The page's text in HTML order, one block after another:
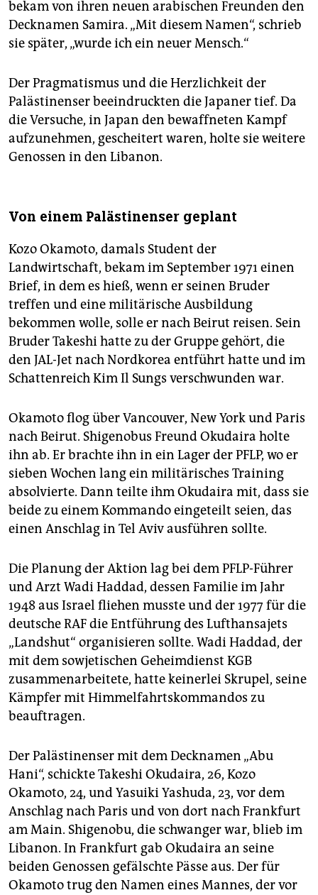
bekam von ihren neuen arabischen Freunden den
Decknamen Samira. „Mit diesem Namen“, schrieb
sie später, „wurde ich ein neuer Mensch.“
Der Pragmatismus und die Herzlichkeit der
Palästinenser beeindruckten die Japaner tief. Da
die Versuche, in Japan den bewaffneten Kampf
aufzunehmen, gescheitert waren, holte sie weitere
Genossen in den Libanon.
Von einem Palästinenser geplant
Kozo Okamoto, damals Student der
Landwirtschaft, bekam im September 1971 einen
Brief, in dem es hieß, wenn er seinen Bruder
treffen und eine militärische Ausbildung
bekommen wolle, solle er nach Beirut reisen. Sein
Bruder Takeshi hatte zu der Gruppe gehört, die
den JAL-Jet nach Nordkorea entführt hatte und im
Schattenreich Kim Il Sungs verschwunden war.
Okamoto flog über Vancouver, New York und Paris
nach Beirut. Shigenobus Freund Okudaira holte
ihn ab. Er brachte ihn in ein Lager der PFLP, wo er
sieben Wochen lang ein militärisches Training
absolvierte. Dann teilte ihm Okudaira mit, dass sie
beide zu einem Kommando eingeteilt seien, das
einen Anschlag in Tel Aviv ausführen sollte.
Die Planung der Aktion lag bei dem PFLP-Führer
und Arzt Wadi Haddad, dessen Familie im Jahr
1948 aus Israel fliehen musste und der 1977 für die
deutsche RAF die Entführung des Lufthansajets
„Landshut“ organisieren sollte. Wadi Haddad, der
mit dem sowjetischen Geheimdienst KGB
zusammenarbeitete, hatte keinerlei Skrupel, seine
Kämpfer mit Himmelfahrtskommandos zu
beauftragen.
Der Palästinenser mit dem Decknamen „Abu
Hani“, schickte Takeshi Okudaira, 26, Kozo
Okamoto, 24, und Yasuiki Yashuda, 23, vor dem
Anschlag nach Paris und von dort nach Frankfurt
am Main. Shigenobu, die schwanger war, blieb im
Libanon. In Frankfurt gab Okudaira an seine
beiden Genossen gefälschte Pässe aus. Der für
Okamoto trug den Namen eines Mannes, der vor